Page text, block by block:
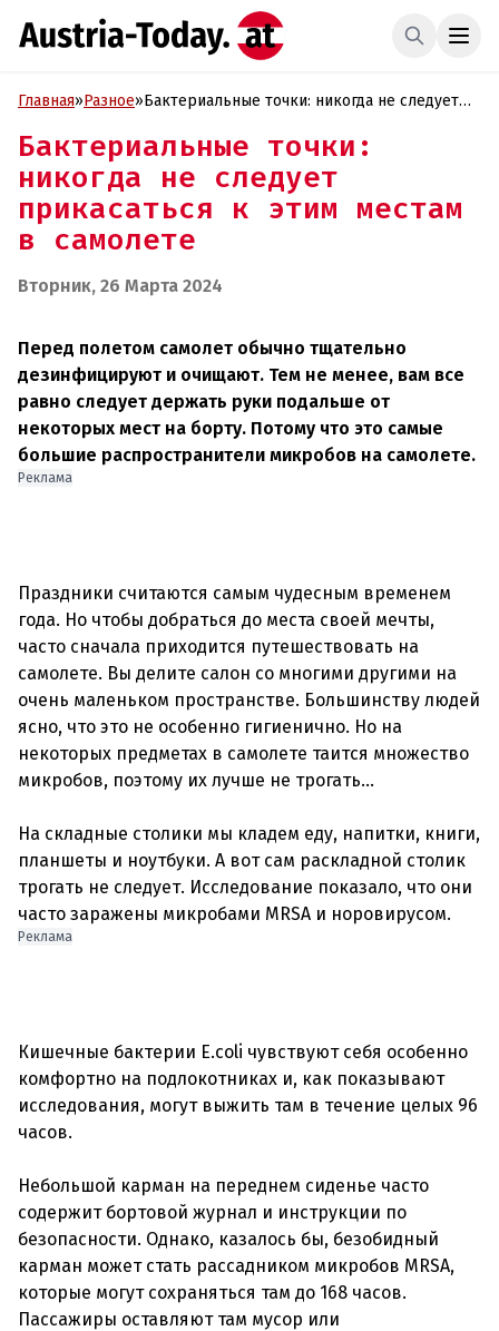
Главная»Разное»Бактериальные точки: никогда не следует
Бактериальные точки:
никогда не следует
прикасаться к этим местам
в самолете
Вторник, 26 Марта 2024
Перед полетом самолет обычно тщательно
дезинфицируют и очищают. Тем не менее, вам все
равно следует держать руки подальше от
некоторых мест на борту. Потому что это самые
большие распространители микробов на самолете.
Реклама
Праздники считаются самым чудесным временем
года. Но чтобы добраться до места своей мечты,
часто сначала приходится путешествовать на
самолете. Вы делите салон со многими другими на
очень маленьком пространстве. Большинству людей
ясно, что это не особенно гигиенично. Но на
некоторых предметах в самолете таится множество
микробов, поэтому их лучше не трогать...
На складные столики мы кладем еду, напитки, книги,
планшеты и ноутбуки. А вот сам раскладной столик
трогать не следует. Исследование показало, что они
Реклама
Кишечные бактерии E.coli чувствуют себя особенно
комфортно на подлокотниках и, как показывают
исследования, могут выжить там в течение целых 96
часов.
Небольшой карман на переднем сиденье часто
содержит бортовой журнал и инструкции по
безопасности. Однако, казалось бы, безобидный
карман может стать рассадником микробов MRSA,
которые могут сохраняться там до 168 часов.
Пассажиры оставляют там мусор или